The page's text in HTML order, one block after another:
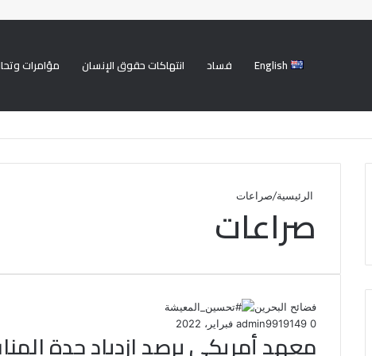
مؤامرات انتهاكات حقوق الإنسان فساد English
الرئيسية/صراعات
صراعات
فضائح البحرين
admin9919 فبراير، 2022 0
معهد أمريكي يرصد ازدياد حدة